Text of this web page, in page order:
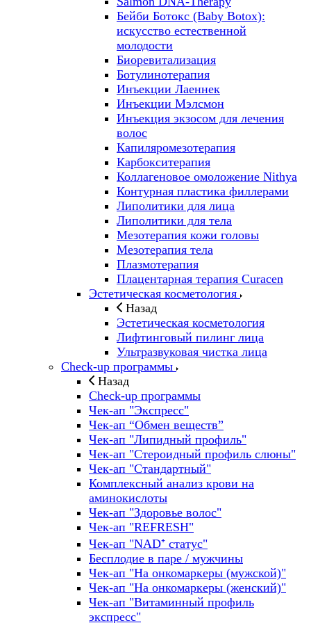
Бейби Ботокс (Baby Botox):
искусство естественной
молодости
Биоревитализация
Ботулинотерапия
Инъекции Лаеннек
Инъекции Мэлсмон
Инъекция экзосом для лечения
волос
Капиляромезотерапия
Карбокситерапия
Коллагеновое омоложение Nithya
Контурная пластика филлерами
Липолитики для лица
Липолитики для тела
Мезотерапия кожи головы
Мезотерапия тела
Плазмотерапия
Плацентарная терапия Curacen
Эстетическая косметология
Назад
Эстетическая косметология
Лифтинговый пилинг лица
Ультразвуковая чистка лица
Check-up программы
Назад
Check-up программы
Чек-ап "Экспресс"
Чек-ап “Обмен веществ”
Чек-ап "Липидный профиль"
Чек-ап "Стероидный профиль слюны"
Чек-ап "Стандартный"
Комплексный анализ крови на
аминокислоты
Чек-ап "Здоровье волос"
Чек-ап "REFRESH"
Чек-ап "NAD⁺ статус"
Бесплодие в паре / мужчины
Чек-ап "На онкомаркеры (мужской)"
Чек-ап "На онкомаркеры (женский)"
Чек-ап "Витаминный профиль
экспресс"